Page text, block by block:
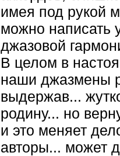
имея под рукой
можно написать
джазовой
В целом в
наши джазмены
выдержав...
родину... но
и это меняет
авторы... может